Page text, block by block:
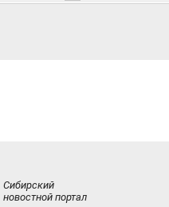
Сибирский
новостной портал